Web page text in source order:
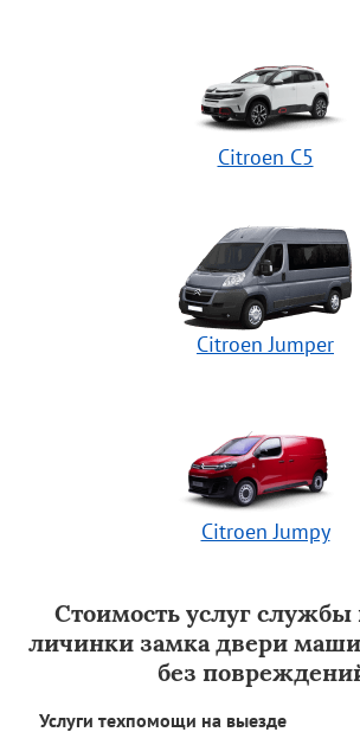
Citroen C5
Citroen Jumper
Citroen Jumpy
Стоимость услуг службы
личинки замка двери
без
Услуги техпомощи на выезде